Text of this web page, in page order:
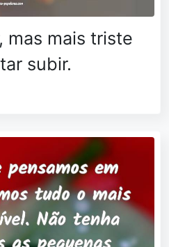
mas mais triste
subir.